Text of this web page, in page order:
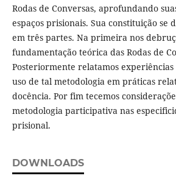
Rodas de Conversas, aprofundando
espaços prisionais. Sua constituição
em três partes. Na primeira nos
fundamentação teórica das Rodas de
Posteriormente relatamos
uso de tal metodologia em práticas
docência. Por fim tecemos
metodologia participativa nas
prisional.
DOWNLOADS